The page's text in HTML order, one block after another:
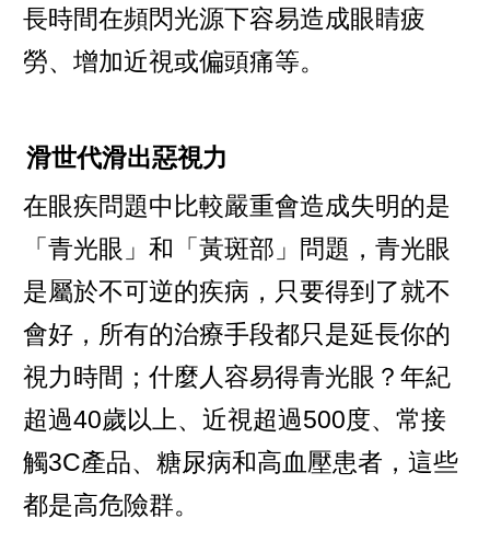
長時間在頻閃光源下容易造成眼睛疲
勞、增加近視或偏頭痛等。
滑世代滑出惡視力
在眼疾問題中比較嚴重會造成失明的是
「青光眼」和「黃斑部」問題，青光眼
是屬於不可逆的疾病，只要得到了就不
會好，所有的治療手段都只是延長你的
視力時間；什麼人容易得青光眼？年紀
超過40歲以上、近視超過500度、常接
觸3C產品、糖尿病和高血壓患者，這些
都是高危險群。